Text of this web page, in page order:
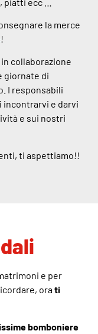
la merce
!
collaborazione
giornate di
I responsabili
incontrarvi e darvi
e sui nostri
ti aspettiamo!!
e per
orati
bomboniere